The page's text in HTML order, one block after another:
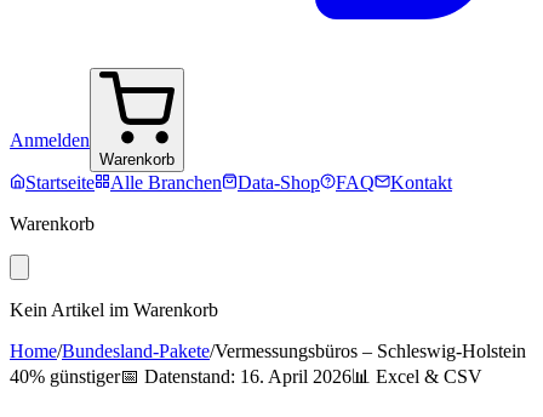
Anmelden
Warenkorb
Startseite Alle Branchen Data-Shop FAQ
Kontakt
Warenkorb
Kein Artikel im Warenkorb
Home/Bundesland-Pakete/Vermessungsbüros – Schleswig-Holstein
40% günstiger📅 Datenstand: 16. April 2026📊 Excel & CSV